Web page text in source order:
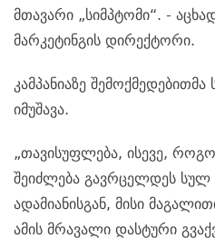
მთავარი „სიმპტომი“. -
მარკეტინგის დირექტორი.
კამპანიაზე
იმუშავა.
„თავისუფლება, ისევე,
შეიძლება გავრცელდეს
ადამიანისგან, მისი
ამის მრავალი დასტური